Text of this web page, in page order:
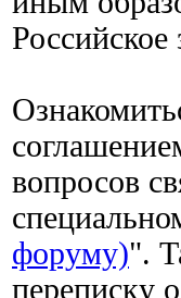
Российское
вопросов
форуму)".
переписку